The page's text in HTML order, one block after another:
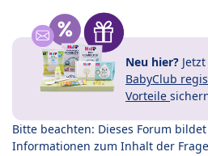
Neu hier? Jetzt
BabyClub
Vorteile
Bitte beachten: Dieses Forum
Informationen zum Inhalt der